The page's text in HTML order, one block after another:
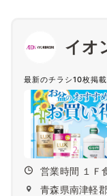
イオ
最新のチラシ10枚掲載
営業
青森県南津軽